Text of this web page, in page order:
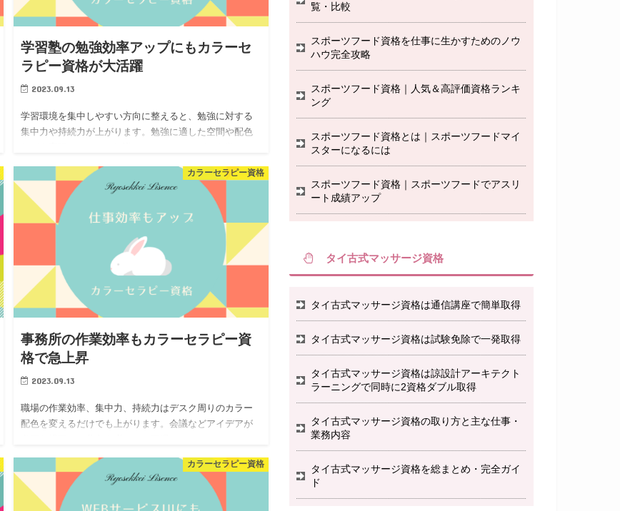
学習塾の勉強効率アップにもカラーセ
ラピー資格が大活躍
2023.09.13
学習環境を集中しやすい方向に整えると、勉強に対する
集中力や持続力が上がります。勉強に適した空間や配色
習机回りを調えたい方…
カラーセラピー資格
事務所の作業効率もカラーセラピー資
格で急上昇
2023.09.13
職場の作業効率、集中力、持続力はデスク周りのカラー
配色を変えるだけでも上がります。会議などアイデアが
そうに思える模様替え…
カラーセラピー資格
覧・比較
スポーツフード資格を仕事に生かすためのノウ
ハウ完全攻略
スポーツフード資格｜人気＆高評価資格ランキ
ング
スポーツフード資格とは｜スポーツフードマイ
スターになるには
スポーツフード資格｜スポーツフードでアスリ
ート成績アップ
タイ古式マッサージ資格
タイ古式マッサージ資格は通信講座で簡単取得
タイ古式マッサージ資格は試験免除で一発取得
タイ古式マッサージ資格は諒設計アーキテクト
ラーニングで同時に2資格ダブル取得
タイ古式マッサージ資格の取り方と主な仕事・
業務内容
タイ古式マッサージ資格を総まとめ・完全ガイ
ド